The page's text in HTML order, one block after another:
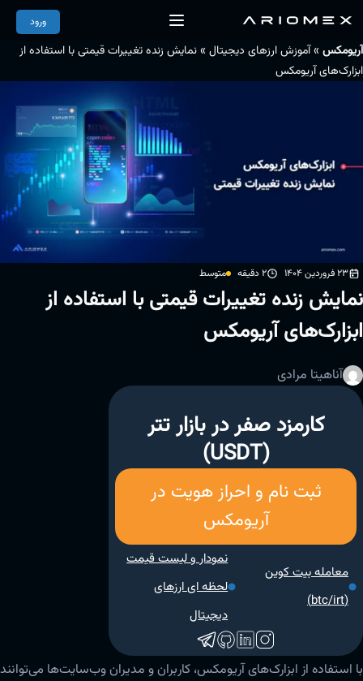
ورود
آریومکس »آموزش ارزهای دیجیتال »نمایش زنده تغییرات قیمتی با استفاده از
ابزارک‌های آریومکس
23 فروردین 1404 2 دقیقه متوسط
نمایش زنده تغییرات قیمتی با استفاده از
ابزارک‌های آریومکس
آناهیتا مرادی
کارمزد صفر در بازار تتر
(USDT)
ثبت نام و احراز هویت در
آریومکس
معامله بیت کوین
(btc/irt)
نمودار و لیست قیمت
لحظه ای ارزهای
دیجیتال
با استفاده از ابزارک‌های آریومکس، کاربران و مدیران وب‌سایت‌ها می‌توانند